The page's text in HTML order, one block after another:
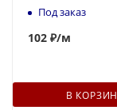
Под заказ
102 ₽/м
В